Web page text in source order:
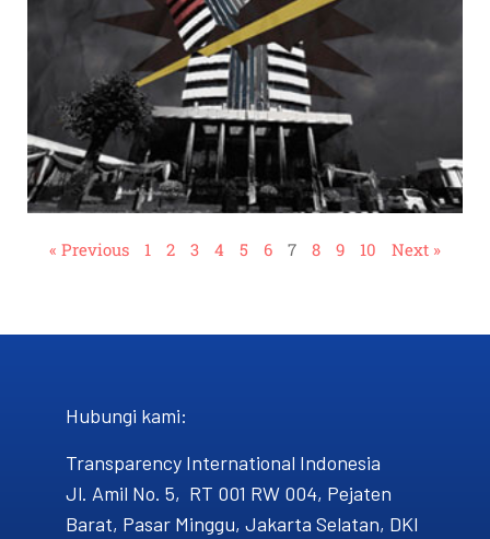
« Previous 1 2 3 4 5 6 7 8 9 10 Next »
Hubungi kami​:
Transparency International Indonesia
Jl. Amil No. 5, RT 001 RW 004, Pejaten
Barat, Pasar Minggu, Jakarta Selatan, DKI